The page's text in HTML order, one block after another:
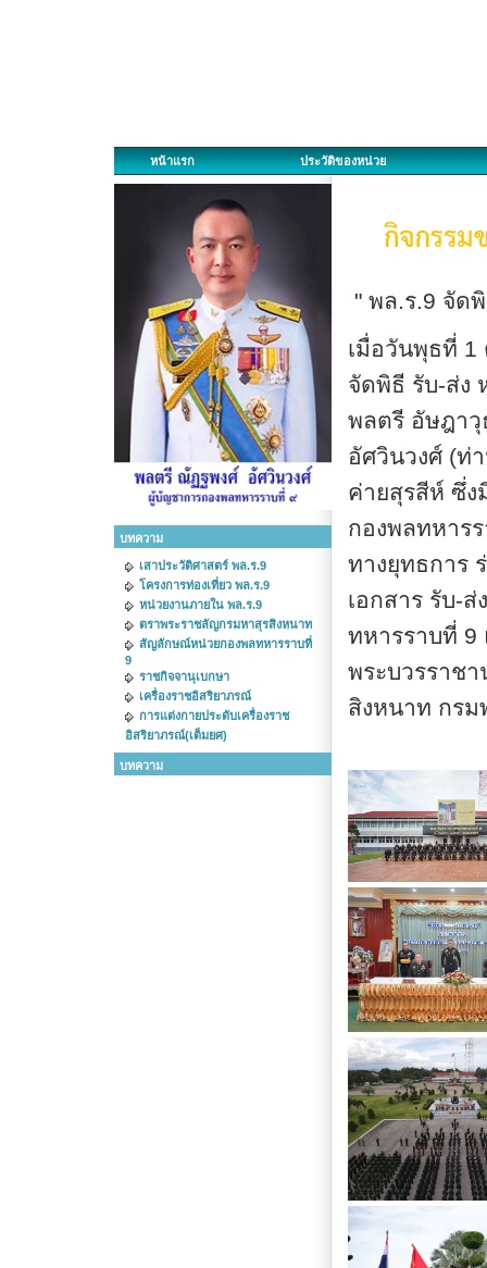
หน้าแรก ประวัติของหน่วย
บทความ
เสาประวัติศาสตร์ พล.ร.9
โครงการท่องเที่ยว พล.ร.9
หน่วยงานภายใน พล.ร.9
ตราพระราชลัญกรมหาสุรสิงหนาท
สัญลักษณ์หน่วยกองพลทหารราบที่
9
ราชกิจจานุเบกษา
เครื่องราชอิสริยาภรณ์
การแต่งกายประดับเครื่องราช
อิสริยาภรณ์(เต็มยศ)
บทความ
" พล.ร.9 จัด
เมื่อวันพุธที่ 1
จัดพิธี รับ-ส่ง
พลตรี อัษฎา
อัศวินวงศ์ (ท่
ค่ายสุรสีห์ ซึ่
กองพลทหาร
ทางยุทธการ
เอกสาร รับ-
ทหารราบที่
พระบวรราชา
สิงหนาท กรม